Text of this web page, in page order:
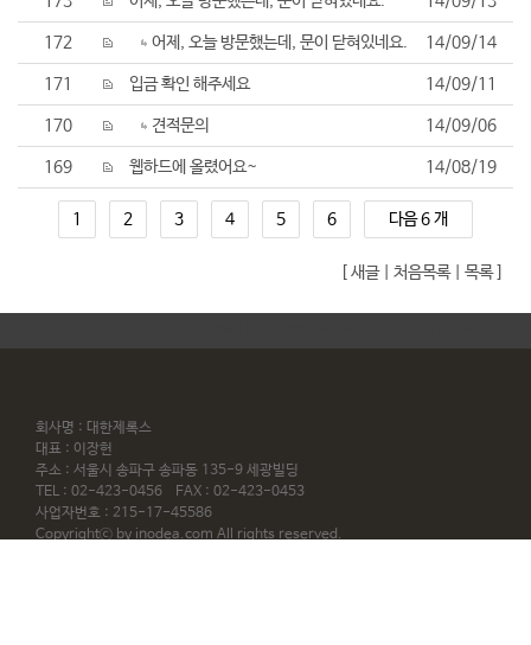
172 어제, 오늘 방문했는데, 문이 닫혀있네요. 14/09/14
171 입금 확인 해주세요 14/09/11
170 견적문의 14/09/06
169 웹하드에 올렸어요~ 14/08/19
1 2 3 4 5 6 다음 6 개
새글| 처음목록| 목록]
회사명 : 대한제록스
대표 : 이장헌
주소 : 서울시 송파구 송파동 135-9 세광빌딩
TEL : 02-423-0456 FAX : 02-423-0453
사업자번호 : 215-17-45586
Copyrightⓒ by inodea.com All rights reserved.